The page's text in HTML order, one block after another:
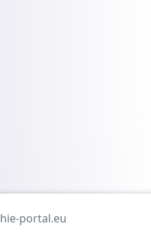
portal.eu